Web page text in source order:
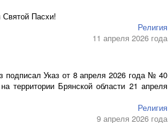
Святой Пасхи!
Религия
11 апреля 2026 года
подписал Указ от 8 апреля 2026 года № 40
территории Брянской области 21 апреля
Религия
9 апреля 2026 года